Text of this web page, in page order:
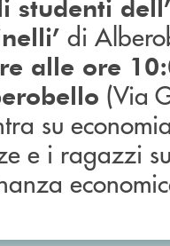
di
alle ore
(Via
su
e i ragazzi